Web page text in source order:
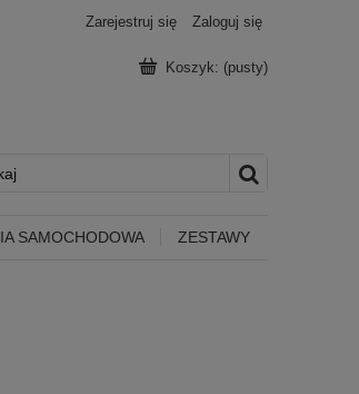
Zarejestruj się Zaloguj się
Koszyk: (pusty)
SAMOCHODOWA ZESTAWY